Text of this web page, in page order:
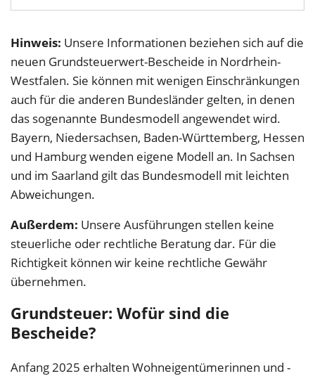
Hinweis: Unsere Informationen beziehen sich auf die
neuen Grundsteuerwert-Bescheide in Nordrhein-
Westfalen. Sie können mit wenigen Einschränkungen
auch für die anderen Bundesländer gelten, in denen
das sogenannte Bundesmodell angewendet wird.
Bayern, Niedersachsen, Baden-Württemberg, Hessen
und Hamburg wenden eigene Modell an. In Sachsen
und im Saarland gilt das Bundesmodell mit leichten
Abweichungen.
Außerdem: Unsere Ausführungen stellen keine
steuerliche oder rechtliche Beratung dar. Für die
Richtigkeit können wir keine rechtliche Gewähr
übernehmen.
Grundsteuer: Wofür sind die
Bescheide?
Anfang 2025 erhalten Wohneigentümerinnen und -